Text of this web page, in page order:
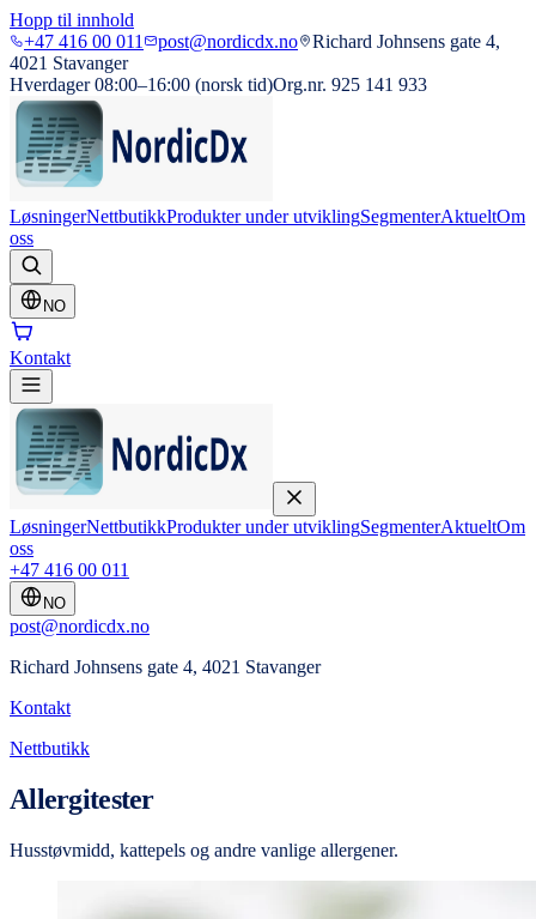
Hopp til innhold
+47 416 00 011
post@nordicdx.no
Richard Johnsens gate 4,
4021 Stavanger
Hverdager 08:00–16:00 (norsk tid)Org.nr. 925 141 933
LøsningerNettbutikkProdukter under utviklingSegmenterAktueltOm
oss
NO
Kontakt
LøsningerNettbutikkProdukter under utviklingSegmenterAktueltOm
oss
+47 416 00 011
NO
post@nordicdx.no
Richard Johnsens gate 4, 4021 Stavanger
Kontakt
Nettbutikk
Allergitester
Husstøvmidd, kattepels og andre vanlige allergener.